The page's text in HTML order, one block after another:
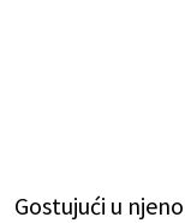
Gostujući u